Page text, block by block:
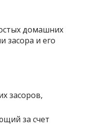
домашних
засора и его
засоров,
за счет